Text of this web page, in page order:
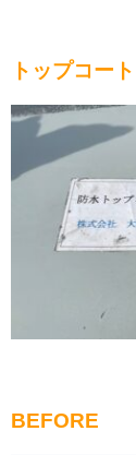
トップコート
BEFORE